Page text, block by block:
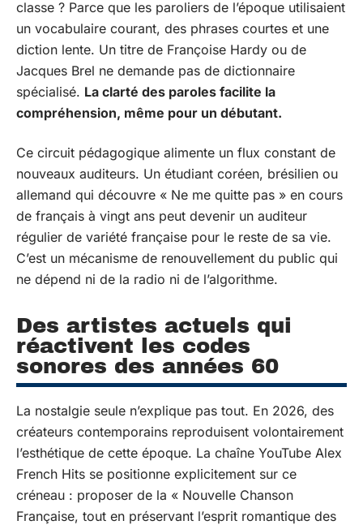
classe ? Parce que les paroliers de l’époque utilisaient
un vocabulaire courant, des phrases courtes et une
diction lente. Un titre de Françoise Hardy ou de
Jacques Brel ne demande pas de dictionnaire
spécialisé. La clarté des paroles facilite la
compréhension, même pour un débutant.
Ce circuit pédagogique alimente un flux constant de
nouveaux auditeurs. Un étudiant coréen, brésilien ou
allemand qui découvre « Ne me quitte pas » en cours
de français à vingt ans peut devenir un auditeur
régulier de variété française pour le reste de sa vie.
C’est un mécanisme de renouvellement du public qui
ne dépend ni de la radio ni de l’algorithme.
Des artistes actuels qui
réactivent les codes
sonores des années 60
La nostalgie seule n’explique pas tout. En 2026, des
créateurs contemporains reproduisent volontairement
l’esthétique de cette époque. La chaîne YouTube Alex
French Hits se positionne explicitement sur ce
créneau : proposer de la « Nouvelle Chanson
Française, tout en préservant l’esprit romantique des